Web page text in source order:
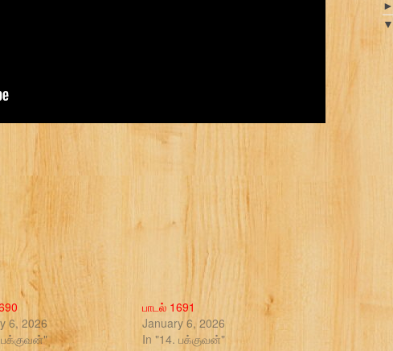
6, 2026
பாடல் 1691
January 6, 2026
In "14. பக்குவன்"
►
▼